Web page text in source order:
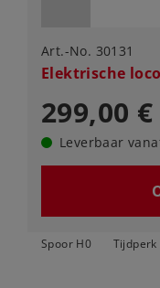
Art.-No. 30131
Elektrische
299,00 €
Leverbaar
Spoor H0 Tijdperk